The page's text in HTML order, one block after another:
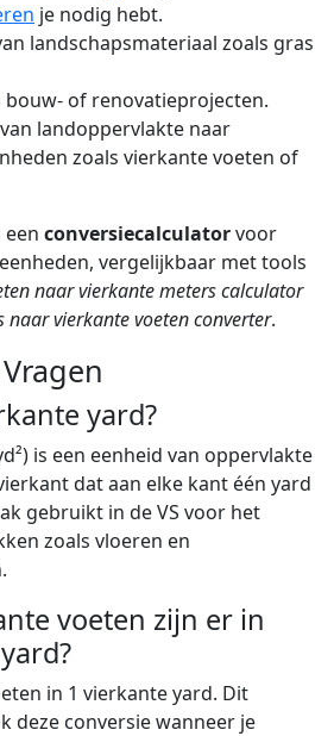
je nodig hebt.
landschapsmateriaal zoals gras
bouw- of renovatieprojecten.
landoppervlakte naar
zoals vierkante voeten of
conversiecalculatorvoor
vergelijkbaar met tools
naar vierkante meters calculator
naar vierkante voeten converter.
yard?
is een eenheid van oppervlakte
dat aan elke kant één yard
gebruikt in de VS voor het
zoals vloeren en
voeten zijn er in
in 1 vierkante yard. Dit
deze conversie wanneer je